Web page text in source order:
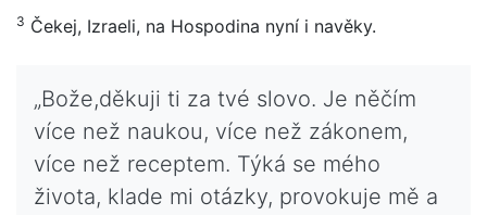
3 Čekej, Izraeli, na Hospodina nyní i navěky.
„Bože,děkuji ti za tvé slovo. Je něčím
více než naukou, více než zákonem,
více než receptem. Týká se mého
života, klade mi otázky, provokuje mě a